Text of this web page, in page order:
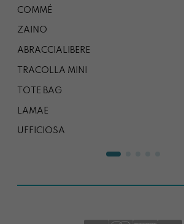
COMMÉ
ZAINO
ABRACCIALIBERE
TRACOLLA MINI
TOTE BAG
LAMAE
UFFICIOSA